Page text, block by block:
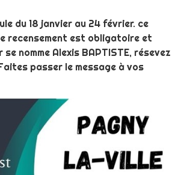
du 18 janvier au 24 février. ce
recensement est obligatoire et
nomme Alexis BAPTISTE, résevez
passer le message à vos